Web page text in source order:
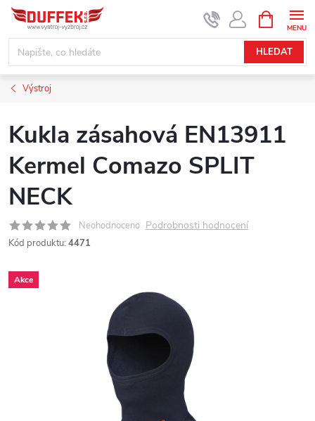
Přejít
obsah
HLEDAT
NÁKUPNÍ
KOŠÍK
Výstroj
Kukla zásahová EN13911
Kermel Comazo SPLIT
NECK
Neohodnoceno Podrobnosti hodnocení
Kód produktu: 4471
Akce